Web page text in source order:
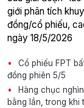
giới phân tích
đồng/cổ phiếu,
ngày 18/5/2026
Cổ phiếu FPT
đồng phiên 5/5
Hàng chục
bằng lần, trong khi